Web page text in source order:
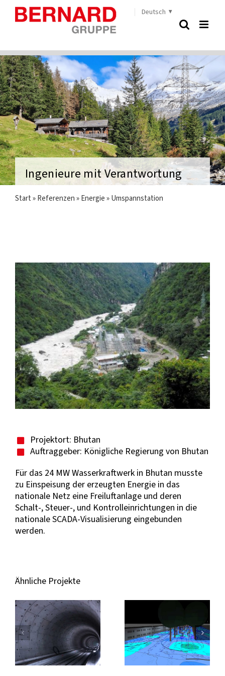
Zum
Inhalt
Deutsch
Ingenieure mit Verantwortung
Start » Referenzen » Energie » Umspannstation
View
Larger
Image
Projektort: Bhutan
Auftraggeber: Königliche Regierung von Bhutan
Für das 24 MW Wasserkraftwerk in Bhutan musste
zu Einspeisung der erzeugten Energie in das
nationale Netz eine Freiluftanlage und deren
Schalt-, Steuer-, und Kontrolleinrichtungen in die
nationale SCADA-Visualisierung eingebunden
werden.
Ähnliche Projekte